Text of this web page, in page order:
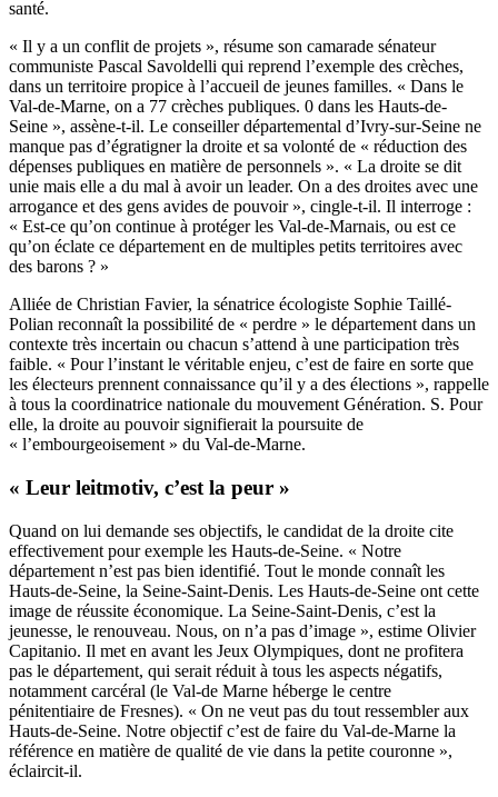
santé.
« Il y a un conflit de projets », résume son camarade sénateur
communiste Pascal Savoldelli qui reprend l’exemple des crèches,
dans un territoire propice à l’accueil de jeunes familles. « Dans le
Val-de-Marne, on a 77 crèches publiques. 0 dans les Hauts-de-
Seine », assène-t-il. Le conseiller départemental d’Ivry-sur-Seine ne
manque pas d’égratigner la droite et sa volonté de « réduction des
dépenses publiques en matière de personnels ». « La droite se dit
unie mais elle a du mal à avoir un leader. On a des droites avec une
arrogance et des gens avides de pouvoir », cingle-t-il. Il interroge :
« Est-ce qu’on continue à protéger les Val-de-Marnais, ou est ce
qu’on éclate ce département en de multiples petits territoires avec
des barons ? »
Alliée de Christian Favier, la sénatrice écologiste Sophie Taillé-
Polian reconnaît la possibilité de « perdre » le département dans un
contexte très incertain ou chacun s’attend à une participation très
faible. « Pour l’instant le véritable enjeu, c’est de faire en sorte que
les électeurs prennent connaissance qu’il y a des élections », rappelle
à tous la coordinatrice nationale du mouvement Génération. S. Pour
elle, la droite au pouvoir signifierait la poursuite de
« l’embourgeoisement » du Val-de-Marne.
« Leur leitmotiv, c’est la peur »
Quand on lui demande ses objectifs, le candidat de la droite cite
effectivement pour exemple les Hauts-de-Seine. « Notre
département n’est pas bien identifié. Tout le monde connaît les
Hauts-de-Seine, la Seine-Saint-Denis. Les Hauts-de-Seine ont cette
image de réussite économique. La Seine-Saint-Denis, c’est la
jeunesse, le renouveau. Nous, on n’a pas d’image », estime Olivier
Capitanio. Il met en avant les Jeux Olympiques, dont ne profitera
pas le département, qui serait réduit à tous les aspects négatifs,
notamment carcéral (le Val-de Marne héberge le centre
pénitentiaire de Fresnes). « On ne veut pas du tout ressembler aux
Hauts-de-Seine. Notre objectif c’est de faire du Val-de-Marne la
référence en matière de qualité de vie dans la petite couronne »,
éclaircit-il.